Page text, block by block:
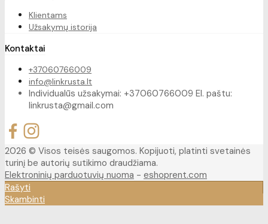
Klientams
Užsakymų istorija
Kontaktai
+37060766009
info@linkrusta.lt
Individualūs užsakymai: +37060766009 El. paštu:
linkrusta@gmail.com
2026 © Visos teisės saugomos. Kopijuoti, platinti svetainės
turinį be autorių sutikimo draudžiama.
Elektroninių parduotuvių nuoma - eshoprent.com
Rašyti
Skambinti